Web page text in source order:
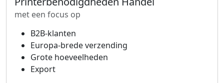
met een focus op
B2B-klanten
Europa-brede verzending
Grote hoeveelheden
Export